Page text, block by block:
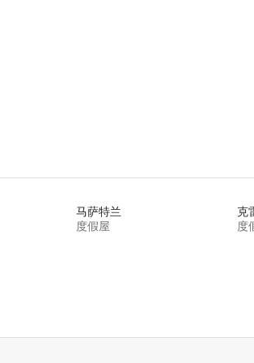
马萨特兰
度假屋
克
度